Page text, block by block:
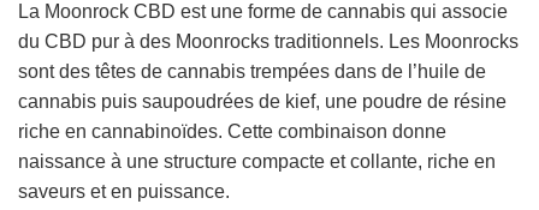
La Moonrock CBD est une forme de cannabis qui associe
du CBD pur à des Moonrocks traditionnels. Les Moonrocks
sont des têtes de cannabis trempées dans de l’huile de
cannabis puis saupoudrées de kief, une poudre de résine
riche en cannabinoïdes. Cette combinaison donne
naissance à une structure compacte et collante, riche en
saveurs et en puissance.